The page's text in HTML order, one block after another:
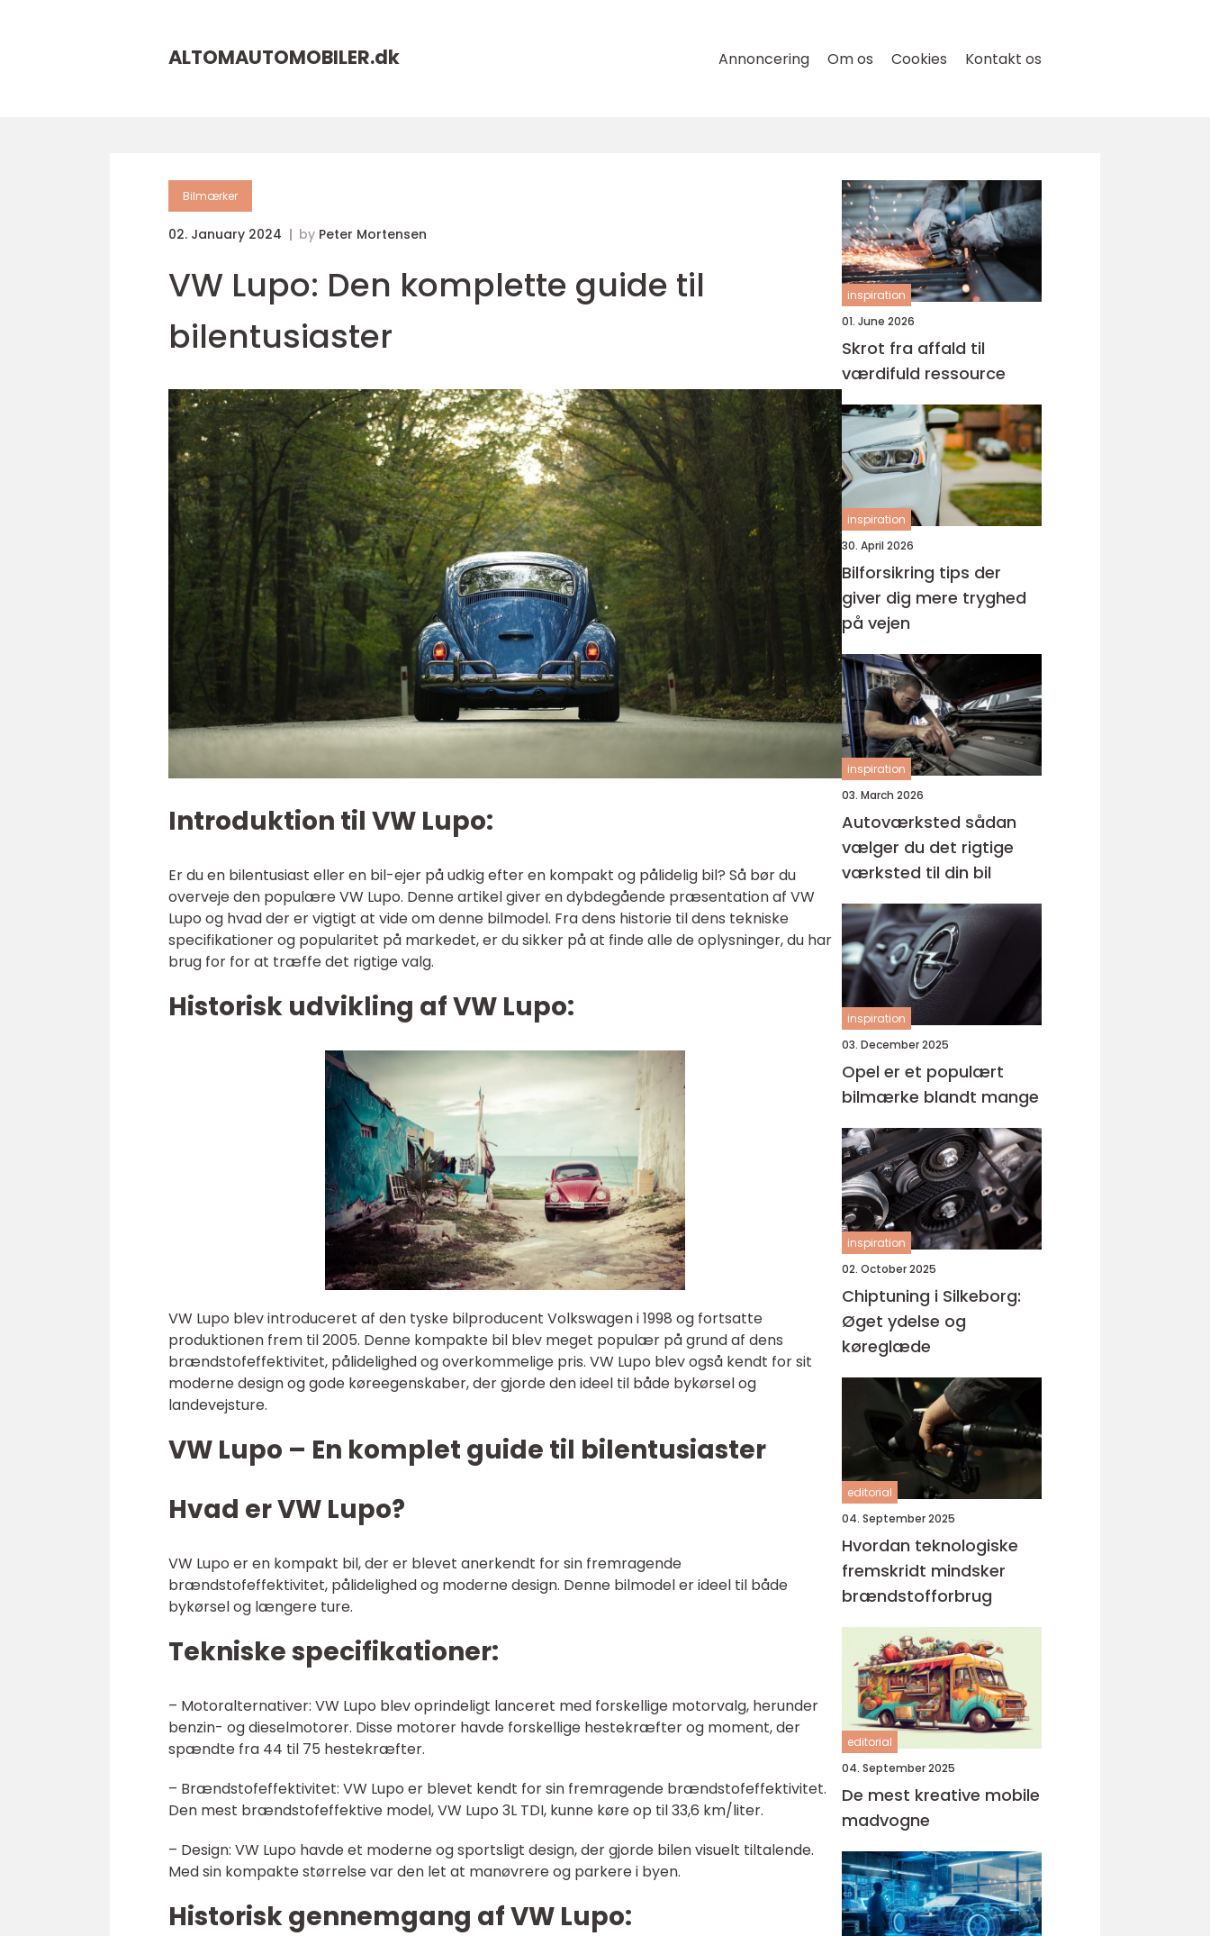
ALTOMAUTOMOBILER.dk Annoncering Om os Cookies Kontakt os
Bilmærker
02. January 2024 by Peter Mortensen
VW Lupo: Den komplette guide til
bilentusiaster
Introduktion til VW Lupo:
Er du en bilentusiast eller en bil-ejer på udkig efter en kompakt og pålidelig bil? Så bør du
overveje den populære VW Lupo. Denne artikel giver en dybdegående præsentation af VW
Lupo og hvad der er vigtigt at vide om denne bilmodel. Fra dens historie til dens tekniske
specifikationer og popularitet på markedet, er du sikker på at finde alle de oplysninger, du har
brug for for at træffe det rigtige valg.
Historisk udvikling af VW Lupo:
VW Lupo blev introduceret af den tyske bilproducent Volkswagen i 1998 og fortsatte
produktionen frem til 2005. Denne kompakte bil blev meget populær på grund af dens
brændstofeffektivitet, pålidelighed og overkommelige pris. VW Lupo blev også kendt for sit
moderne design og gode køreegenskaber, der gjorde den ideel til både bykørsel og
landevejsture.
VW Lupo – En komplet guide til bilentusiaster
Hvad er VW Lupo?
VW Lupo er en kompakt bil, der er blevet anerkendt for sin fremragende
brændstofeffektivitet, pålidelighed og moderne design. Denne bilmodel er ideel til både
bykørsel og længere ture.
Tekniske specifikationer:
– Motoralternativer: VW Lupo blev oprindeligt lanceret med forskellige motorvalg, herunder
benzin- og dieselmotorer. Disse motorer havde forskellige hestekræfter og moment, der
spændte fra 44 til 75 hestekræfter.
– Brændstofeffektivitet: VW Lupo er blevet kendt for sin fremragende brændstofeffektivitet.
Den mest brændstofeffektive model, VW Lupo 3L TDI, kunne køre op til 33,6 km/liter.
– Design: VW Lupo havde et moderne og sportsligt design, der gjorde bilen visuelt tiltalende.
Med sin kompakte størrelse var den let at manøvrere og parkere i byen.
Historisk gennemgang af VW Lupo:
inspiration
01. June 2026
Skrot fra affald til
værdifuld ressource
inspiration
30. April 2026
Bilforsikring tips der
giver dig mere tryghed
på vejen
inspiration
03. March 2026
Autoværksted sådan
vælger du det rigtige
værksted til din bil
inspiration
03. December 2025
Opel er et populært
bilmærke blandt mange
inspiration
02. October 2025
Chiptuning i Silkeborg:
Øget ydelse og
køreglæde
editorial
04. September 2025
Hvordan teknologiske
fremskridt mindsker
brændstofforbrug
editorial
04. September 2025
De mest kreative mobile
madvogne